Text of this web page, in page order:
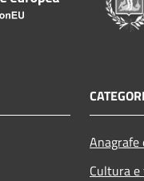
Cultura